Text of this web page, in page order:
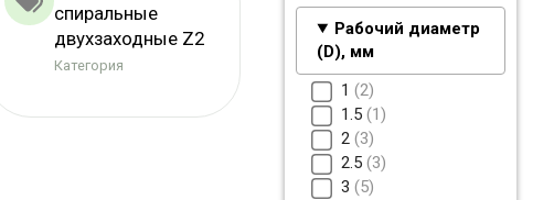
Рабочий диаметр
(D), мм
1 2
1.5 1
2 3
2.5 3
3 5
спиральные
двухзаходные Z2
Категория